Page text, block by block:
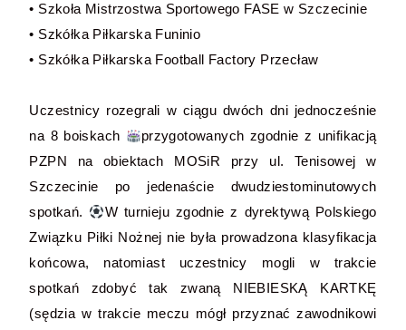
• Szkoła Mistrzostwa Sportowego FASE w Szczecinie
• Szkółka Piłkarska Funinio
• Szkółka Piłkarska Football Factory Przecław
Uczestnicy rozegrali w ciągu dwóch dni jednocześnie
na 8 boiskach
przygotowanych zgodnie z unifikacją
PZPN na obiektach MOSiR przy ul. Tenisowej w
Szczecinie po jedenaście dwudziestominutowych
spotkań.
W turnieju zgodnie z dyrektywą Polskiego
Związku Piłki Nożnej nie była prowadzona klasyfikacja
końcowa, natomiast uczestnicy mogli w trakcie
spotkań zdobyć tak zwaną NIEBIESKĄ KARTKĘ
(sędzia w trakcie meczu mógł przyznać zawodnikowi